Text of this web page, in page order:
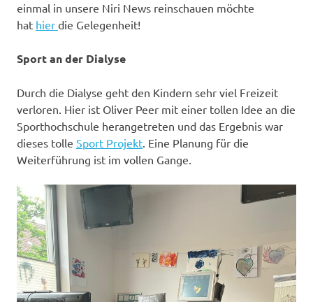
einmal in unsere Niri News reinschauen möchte
hat hier die Gelegenheit!
Sport an der Dialyse
Durch die Dialyse geht den Kindern sehr viel Freizeit
verloren. Hier ist Oliver Peer mit einer tollen Idee an die
Sporthochschule herangetreten und das Ergebnis war
dieses tolle Sport Projekt. Eine Planung für die
Weiterführung ist im vollen Gange.